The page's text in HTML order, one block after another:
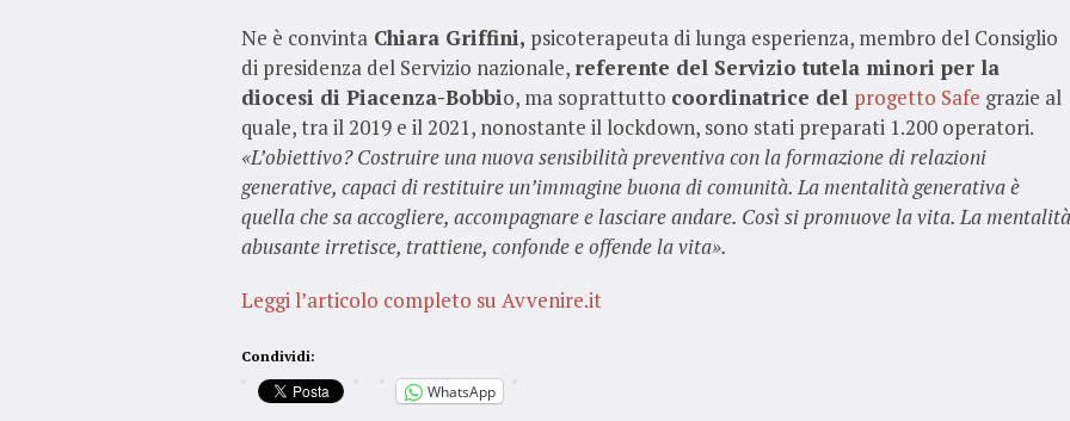
Ne è convinta Chiara Griffini, psicoterapeuta di lunga esperienza, membro del Consiglio
di presidenza del Servizio nazionale, referente del Servizio tutela minori per la
diocesi di Piacenza-Bobbio, ma soprattutto coordinatrice del progetto Safe grazie al
quale, tra il 2019 e il 2021, nonostante il lockdown, sono stati preparati 1.200 operatori.
«L’obiettivo? Costruire una nuova sensibilità preventiva con la formazione di relazioni
generative, capaci di restituire un’immagine buona di comunità. La mentalità generativa è
quella che sa accogliere, accompagnare e lasciare andare. Così si promuove la vita. La mentalità
abusante irretisce, trattiene, confonde e offende la vita».
Leggi l’articolo completo su Avvenire.it
Condividi:
WhatsApp